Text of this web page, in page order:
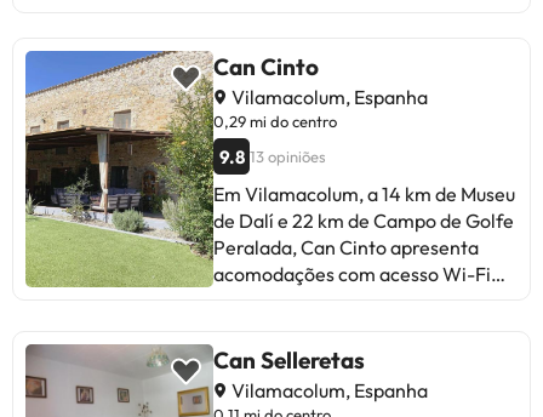
Can Cinto
Vilamacolum, Espanha
0,29 mi do centro
9.8 13 opiniões
Em Vilamacolum, a 14 km de Museu
de Dalí e 22 km de Campo de Golfe
Peralada, Can Cinto apresenta
acomodações com acesso Wi-Fi
uma piscina privada, jardim e
estacionamento privado gratuito.
Esta casa de férias apresenta 4
Can Selleretas
Vilamacolum, Espanha